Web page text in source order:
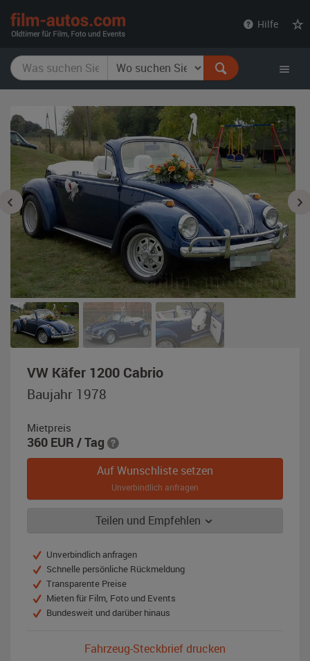
Hilfe
VW Käfer 1200 Cabrio,
Baujahr 1978
Mietpreis
360 EUR / Tag
Auf Wunschliste setzen
Unverbindlich anfragen
Teilen und Empfehlen
Unverbindlich anfragen
Schnelle persönliche Rückmeldung
Transparente Preise
Mieten für Film, Foto und Events
Bundesweit und darüber hinaus
Fahrzeug-Steckbrief drucken